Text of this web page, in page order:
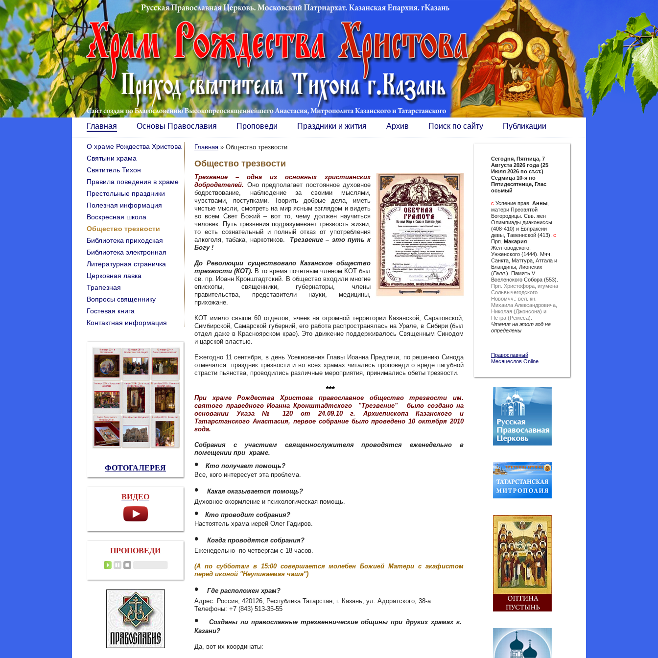
Главная Основы Православия Проповеди Праздники и жития Архив Поиск по сайту Публикации
Главная » Общество трезвости
Общество трезвости
Трезвение – одна из основных христианских
добродетелей. Оно предполагает постоянное духовное
бодрствование, наблюдение за своими мыслями,
чувствами, поступками. Творить добрые дела, иметь
чистые мысли, смотреть на мир ясным взглядом и видеть
во всем Свет Божий – вот то, чему должен научиться
человек. Путь трезвения подразумевает трезвость жизни,
то есть сознательный и полный отказ от употребления
алкоголя, табака, наркотиков.
Трезвение – это путь к
Богу !
До Революции существовало Казанское общество
трезвости (КОТ). В то время почетным членом КОТ был
св. пр. Иоанн Кронштадтский. В общество входили многие
епископы, священники, губернаторы, члены
правительства, представители науки, медицины,
прихожане.
КОТ имело свыше 60 отделов, ячеек на огромной территории Казанской, Саратовской,
Симбирской, Самарской губерний, его работа распространялась на Урале, в Сибири (был
отдел даже в Красноярском крае). Это движение поддерживалось Священным Синодом
и царской властью.
Ежегодно 11 сентября, в день Усекновения Главы Иоанна Предтечи, по решению Синода
отмечался праздник трезвости и во всех храмах читались проповеди о вреде пагубной
страсти пьянства, проводились различные мероприятия, принимались обеты трезвости.
***
При храме Рождества Христова православное общество трезвости им.
святого праведного Иоанна Кронштадтского "Трезвение" было создано на
основании Указа № 120 от 24.09.10 г. Архиепископа Казанского и
Татарстанского Анастасия, первое собрание было проведено 10 октября 2010
года.
Собрания с участием священнослужителя проводятся еженедельно в
помещении при храме.
•
Кто получает помощь?
Все, кого интересует эта проблема.
•
Какая оказывается помощь?
Духовное окормление и психологическая помощь.
•
Кто проводит собрания?
Настоятель храма иерей Олег Гадиров.
•
Когда проводятся собрания?
Еженедельно по четвергам с 18 часов.
(А по субботам в 15:00 совершается молебен Божией Матери с акафистом
перед иконой "Неупиваемая чаша")
•
Где расположен храм?
Адрес: Россия, 420126, Республика Татарстан, г. Казань, ул. Адоратского, 38-а
Телефоны: +7 (843) 513-35-55
•
Созданы ли православные трезвеннические общины при других храмах г.
Казани?
Да, вот их координаты:
О храме Рождества Христова
Святыни храма
Святитель Тихон
Правила поведения в храме
Престольные праздники
Полезная информация
Воскресная школа
Общество трезвости
Библиотека приходская
Библиотека электронная
Литературная страничка
Церковная лавка
Трапезная
Вопросы священнику
Гостевая книга
Контактная информация
ФОТОГАЛЕРЕЯ
ВИДЕО
ПРОПОВЕДИ
Сегодня, Пятница, 7
Августа 2026 года (25
Июля 2026 по ст.ст.)
Седмица 10-я по
Пятидесятнице, Глас
осьмый
с Успение прав. Анны
матери Пресвятой
Богородицы. Свв. жен
Олимпиады диакониссы
(408-410) и Евпраксии
девы, Тавеннской (413). с
Прп. Макария
Желтоводского,
Унженского (1444). Мчч.
Санкта, Маттура, Аттала и
Бландины, Лионских
(Галл. ). Память V
Вселенского Собора (553).
Прп. Христофора, игумена
Сольвычегодского.
Новомчч.: вел. кн.
Михаила Александровича,
Николая (Джонсона) и
Петра (Ремеса).
Чтения на этот год не
определены
Православный
Месяцеслов Online